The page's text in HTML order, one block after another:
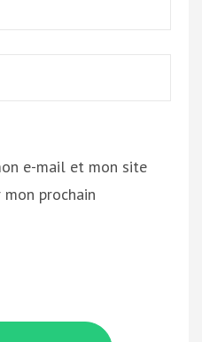
e-mail et mon site
prochain